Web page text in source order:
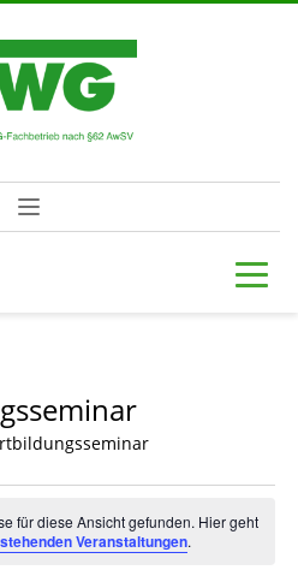
für diese Ansicht gefunden. Hier geht
Veranstaltungen.